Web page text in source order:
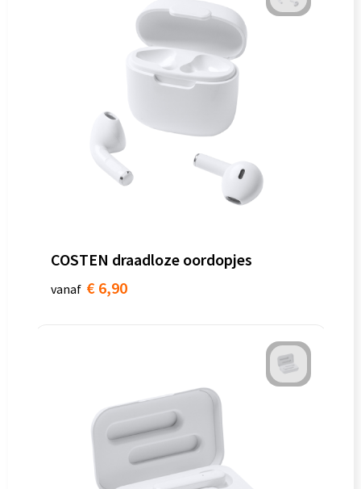
COSTEN draadloze oordopjes
vanaf € 6,90